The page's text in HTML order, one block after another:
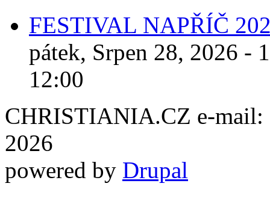
FESTIVAL NAPŘÍČ
pátek, Srpen 28, 2026 -
12:00
CHRISTIANIA.CZ e-mail:
2026
powered by Drupal